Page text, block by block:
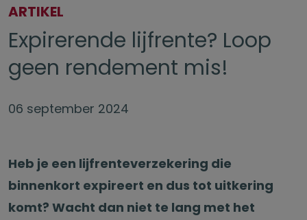
ARTIKEL
Expirerende lijfrente? Loop
geen rendement mis!
06 september 2024
Heb je een lijfrenteverzekering die
binnenkort expireert en dus tot uitkering
komt? Wacht dan niet te lang met het